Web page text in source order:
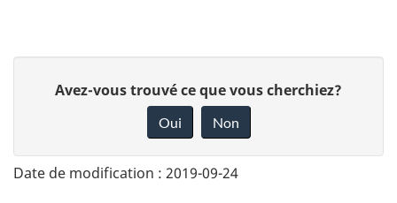
n
Avez-vous trouvé ce que vous cherchiez?
Oui Non
Date de modification : 2019-09-24